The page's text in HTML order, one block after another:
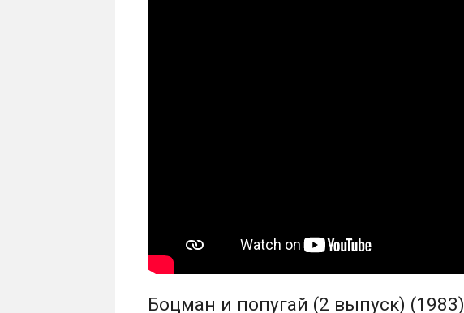
Боцман и попугай (2 выпуск) (1983)